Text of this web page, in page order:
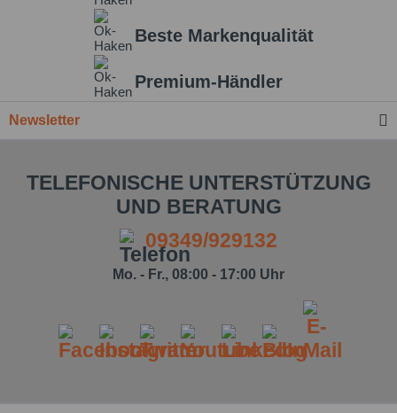
Beste Markenqualität
Premium-Händler
Newsletter
TELEFONISCHE UNTERSTÜTZUNG
UND BERATUNG
09349/929132
Mo. - Fr., 08:00 - 17:00 Uhr